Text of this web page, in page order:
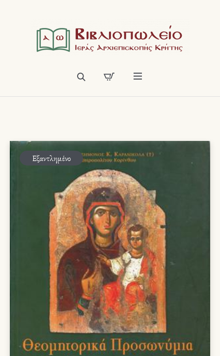
Εξαντλημένο